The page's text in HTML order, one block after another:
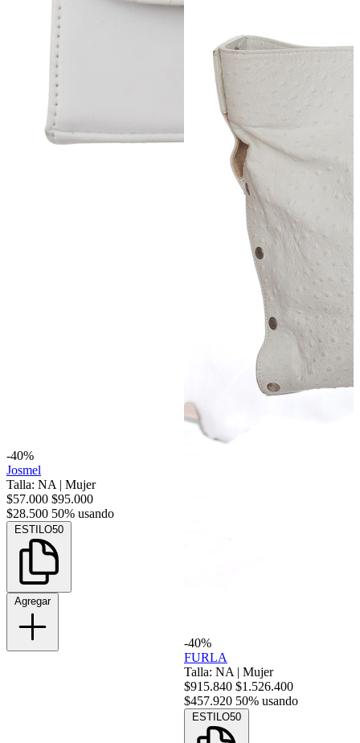
-40%
Josmel
Talla: NA | Mujer
$57.000 $95.000
$28.500 50% usando
ESTILO50
Agregar
-40%
FURLA
Talla: NA | Mujer
$915.840 $1.526.400
$457.920 50% usando
ESTILO50